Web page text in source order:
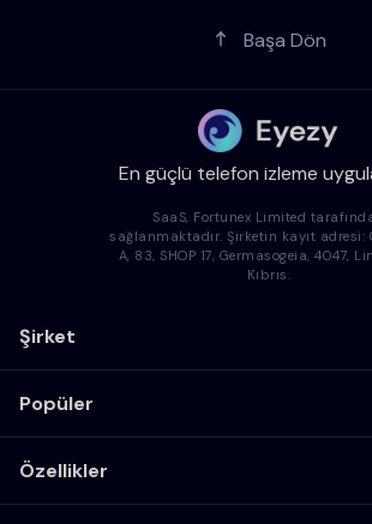
Başa Dön
En güçlü telefon izleme
SaaS, Fortunex Limited
sağlanmaktadır. Şirketin kayıt adresi:
A, 83, SHOP 17, Germasogeia, 4047,
Kıbrıs.
Şirket
Popüler
Özellikler